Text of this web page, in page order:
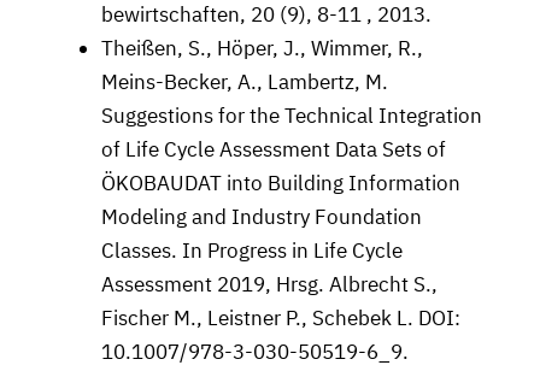
bewirtschaften, 20 (9), 8-11 , 2013.
Theißen, S., Höper, J., Wimmer, R.,
Meins-Becker, A., Lambertz, M.
Suggestions for the Technical Integration
of Life Cycle Assessment Data Sets of
ÖKOBAUDAT into Building Information
Modeling and Industry Foundation
Classes. In Progress in Life Cycle
Assessment 2019, Hrsg. Albrecht S.,
Fischer M., Leistner P., Schebek L. DOI:
10.1007/978-3-030-50519-6_9.